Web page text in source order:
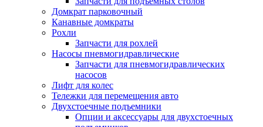
Домкрат парковочный
Канавные домкраты
Рохли
Запчасти для рохлей
Насосы пневмогидравлические
Запчасти для пневмогидравлических
насосов
Лифт для колес
Тележки для перемещения авто
Двухстоечные подъемники
Опции и аксессуары для двухстоечных